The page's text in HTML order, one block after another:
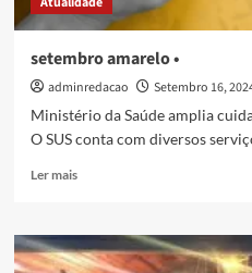
setembro amarelo •
adminredacao Setembro 16,
Ministério da Saúde amplia
O SUS conta com diversos
Ler mais